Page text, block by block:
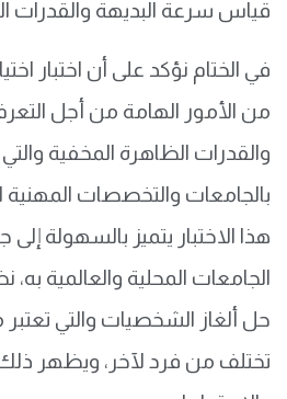
قياس سرعة البديهة والقدرات
في الختام نؤكد على أن اختبار
من الأمور الهامة من أجل
والقدرات الظاهرة المخفية والتي
بالجامعات والتخصصات المهنية
هذا الاختبار يتميز بالسهولة
الجامعات المحلية والعالمية
حل ألغاز الشخصيات والتي
تختلف من فرد لآخر، ويظهر